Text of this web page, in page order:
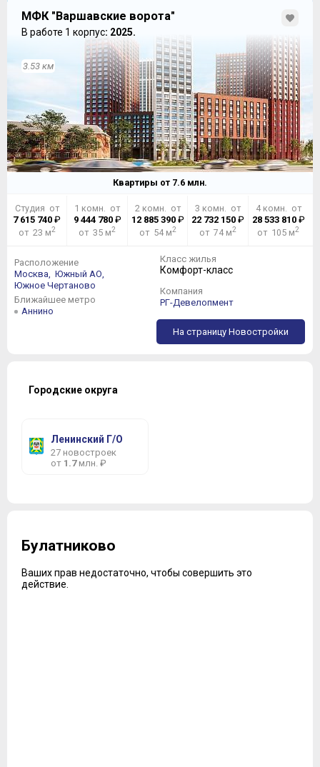
МФК "Варшавские ворота"
В работе 1 корпус: 2025.
3.53 км
Квартиры от 7.6 млн.
Студия от
7 615 740 ₽
от 23 м2
1 комн. от
9 444 780₽
от 35 м2
2 комн. от
12 885 390₽
от 54 м2
3 комн. от
22 732 150 ₽
от 74 м2
4 комн. от
28 533 810₽
от 105 м2
Расположение
Москва, Южный АО,
Южное Чертаново
Ближайшее метро
Аннино
Класс жилья
Комфорт-класс
Компания
РГ-Девелопмент
На страницу Новостройки
Городские округа
Ленинский Г/О
27 новостроек
от 1.7млн. ₽
Булатниково
Ваших прав недостаточно, чтобы совершить это
действие.